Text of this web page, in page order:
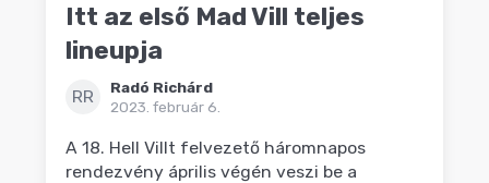
Itt az első Mad Vill teljes
lineupja
RR
Radó Richárd
2023. február 6.
A 18. Hell Villt felvezető háromnapos
rendezvény április végén veszi be a